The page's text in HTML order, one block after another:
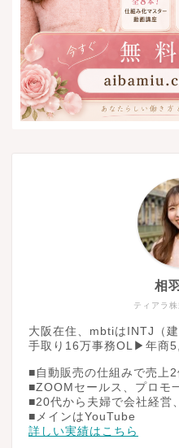
ティアラ
相
大阪在住、mbtiはINTJ（建
手取り16万事務OL▶︎年商
■自動販売の仕組みで売上2
■ZOOMセールス、プロモ
■20代から夫婦で会社経営
■メインはYouTube
詳しい実績はこちら